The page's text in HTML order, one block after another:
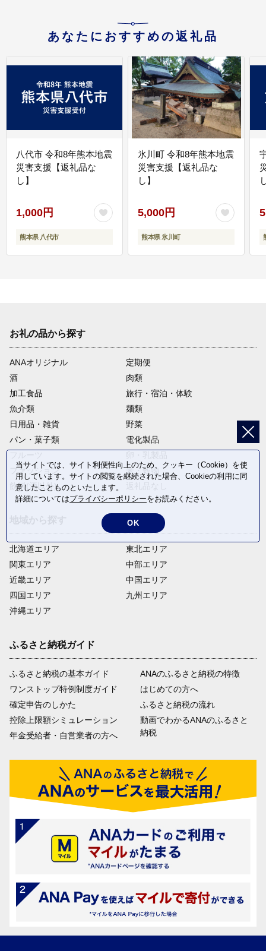
あなたにおすすめの返礼品
八代市 令和8年熊本地震
災害支援【返礼品な
し】
1,000円
熊本県 八代市
氷川町 令和8年熊本地震
災害支援【返礼品な
し】
5,000円
熊本県 氷川町
お礼の品から探す
ANAオリジナル
定期便
酒
肉類
加工食品
旅行・宿泊・体験
魚介類
麺類
日用品・雑貨
野菜
パン・菓子類
電化製品
ファッション
米・穀物
飲料(酒以外)
北海道エリア
関東エリア
近畿エリア
四国エリア
沖縄エリア
東北エリア
中部エリア
中国エリア
九州エリア
ふるさと納税ガイド
ふるさと納税の基本ガイド
ワンストップ特例制度ガイド
確定申告のしかた
控除上限額シミュレーション
年金受給者・自営業者の方へ
ANAのふるさと納税の特徴
はじめての方へ
ふるさと納税の流れ
動画でわかるANAのふるさと
納税
当サイトでは、サイト利便性向上のため、クッキー（Cookie）を使
用しています。サイトの閲覧を継続された場合、Cookieの利用に同
意したことものといたします。
詳細についてはプライバシーポリシーをお読みください。
OK